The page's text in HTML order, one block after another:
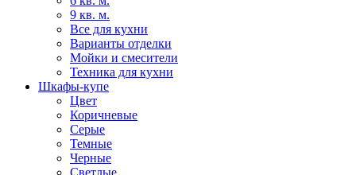
9 кв. м.
Все для кухни
Варианты отделки
Мойки и смесители
Техника для кухни
Шкафы-купе
Цвет
Коричневые
Серые
Темные
Черные
Светлые